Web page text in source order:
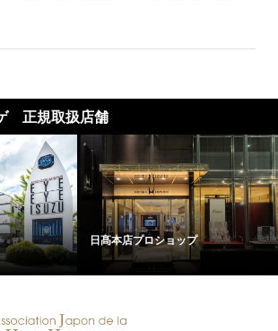
正規取扱店舗
日髙本店プロショップ